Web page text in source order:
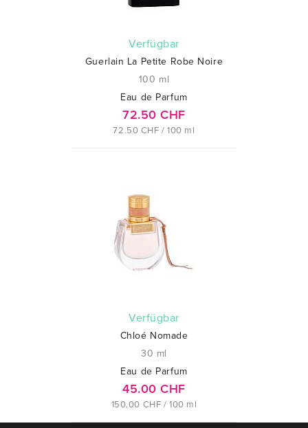
verfügbar
Guerlain La Petite Robe Noire
100 ml
Eau de Parfum
72.50 CHF
72.50 CHF / 100 ml
verfügbar
Chloé Nomade
30 ml
Eau de Parfum
45.00 CHF
150.00 CHF / 100 ml